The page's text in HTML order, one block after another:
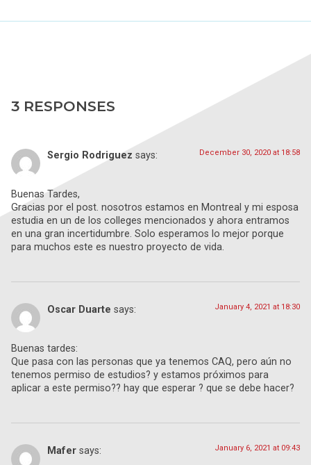
3 RESPONSES
Sergio Rodriguez says: December 30, 2020 at 18:58
Buenas Tardes,
Gracias por el post. nosotros estamos en Montreal y mi esposa
estudia en un de los colleges mencionados y ahora entramos
en una gran incertidumbre. Solo esperamos lo mejor porque
para muchos este es nuestro proyecto de vida.
Oscar Duarte says: January 4, 2021 at 18:30
Buenas tardes:
Que pasa con las personas que ya tenemos CAQ, pero aún no
tenemos permiso de estudios? y estamos próximos para
aplicar a este permiso?? hay que esperar ? que se debe hacer?
Mafer says: January 6, 2021 at 09:43